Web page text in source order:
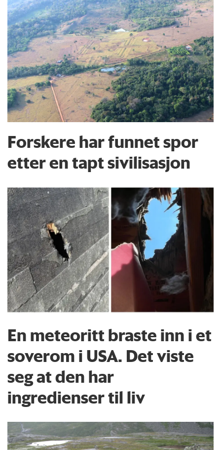
Forskere har funnet spor
etter en tapt sivilisasjon
En meteoritt braste inn i et
soverom i USA. Det viste
seg at den har
ingredienser til liv